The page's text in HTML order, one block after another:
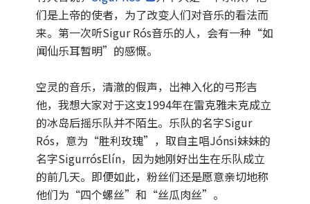
们是上帝的使者，为了改变人们对音乐的看法而
来。第一次听Sigur Rós音乐的人，会有一种“如
闻仙乐耳暂明”的感慨。
空灵的音乐，清澈的假声，出神入化的弓形吉
他，我想大家对于这支1994年在雷克雅未克成立
的冰岛后摇乐队并不陌生。乐队的名字Sigur
Rós，意为“胜利玫瑰”，取自主唱Jónsi妹妹的
名字SigurrósElín，因为她刚好出生在乐队成立
的前几天。即便如此，粉丝们还是愿意亲切地称
他们为“四个螺丝”和“丝瓜肉丝”。